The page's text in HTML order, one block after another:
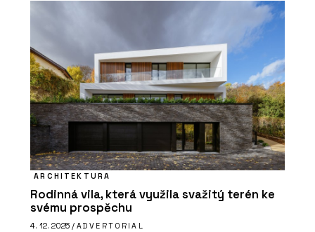
ARCHITEKTURA
Rodinná vila, která využila svažitý terén ke
svému prospěchu
4. 12. 2025 / ADVERTORIAL